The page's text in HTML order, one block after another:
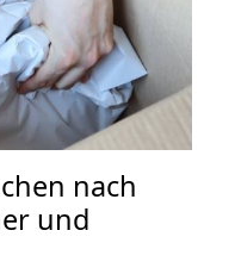
nach
und